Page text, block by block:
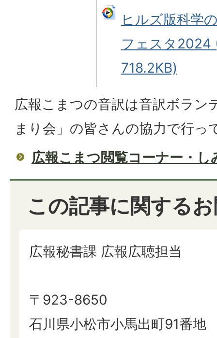
ヒルズ版科学
フェスタ2024
718.2KB)
広報こまつの音訳は音訳ボラン
まり会」の皆さんの協力で行っ
広報こまつ閲覧コーナー・し
この記事に関する
広報秘書課 広報広聴担当
〒923-8650
石川県小松市小馬出町91番地